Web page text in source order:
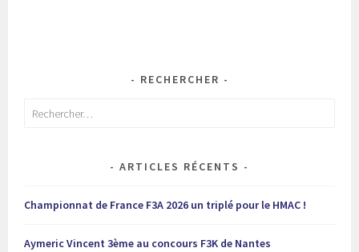
RECHERCHER
Rechercher :
ARTICLES RÉCENTS
Championnat de France F3A 2026 un triplé pour le HMAC !
Aymeric Vincent 3ème au concours F3K de Nantes